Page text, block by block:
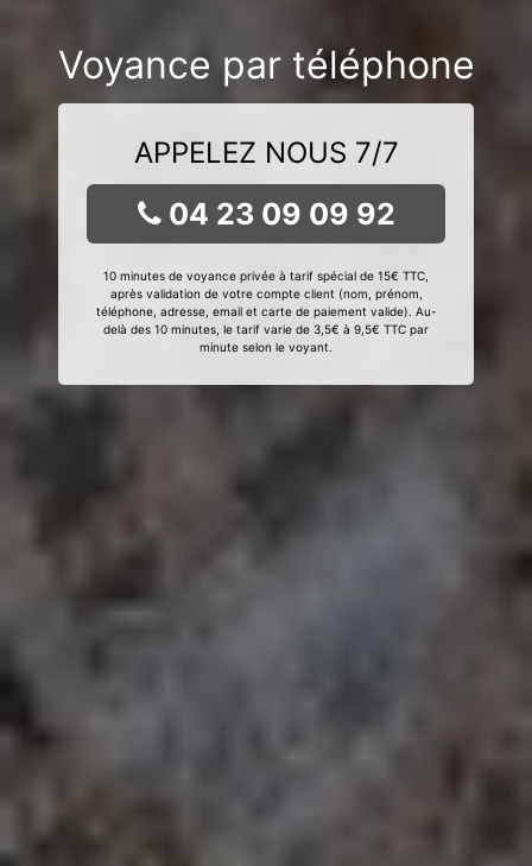
Voyance par téléphone
APPELEZ NOUS 7/7
04 23 09 09 92
10 minutes de voyance privée à tarif spécial de 15€ TTC,
après validation de votre compte client (nom, prénom,
téléphone, adresse, email et carte de paiement valide). Au-
delà des 10 minutes, le tarif varie de 3,5€ à 9,5€ TTC par
minute selon le voyant.